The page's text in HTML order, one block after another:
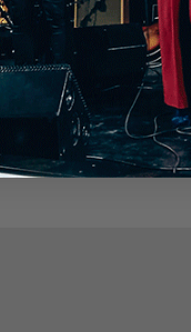
ud til vores hold af